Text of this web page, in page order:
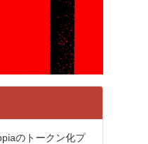
のトークン化プ